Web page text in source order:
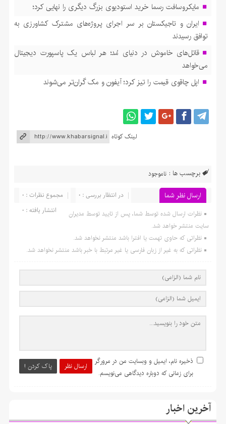
مایکروسافت رسما خرید استودیوی بزرگ دیگری را نهایی کرد؛
ایران و تاجیکستان بر سر اجرای پروژه‌های مشترک کشاورزی به
توافق رسیدند
قاتل‌های خاموش در دنیای مُد؛ هر لباس یک پاسپورت دیجیتال
می‌خواهد
اپل چاقوی قیمت را تیز کرد؛ آیفون و مک گران‌تر می‌شوند
لینک کوتاه
برچسب ها : ناموجود
ارسال نظر شما مجموع نظرات : ۰
در انتظار بررسی : ۰
انتشار یافته : ۰
نظرات ارسال شده توسط شما، پس از تایید توسط مدیران
سایت منتشر خواهد شد.
نظراتی که حاوی تهمت یا افترا باشد منتشر نخواهد شد.
نظراتی که به غیر از زبان فارسی یا غیر مرتبط با خبر باشد منتشر نخواهد شد.
ارسال نظر پاک کردن !
ذخیره نام، ایمیل و وبسایت من در مرورگر
برای زمانی که دوباره دیدگاهی می‌نویسم.
آخرین اخبار